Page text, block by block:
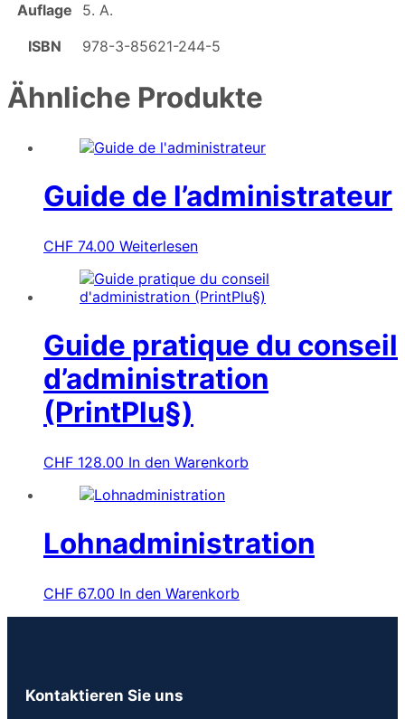
Auflage
5. A.
ISBN
978-3-85621-244-5
Ähnliche Produkte
Guide de l’administrateur
CHF 74.00 Weiterlesen
Guide pratique du conseil
d’administration
(PrintPlu§)
CHF 128.00 In den Warenkorb
Lohnadministration
CHF 67.00 In den Warenkorb
Kontaktieren Sie uns